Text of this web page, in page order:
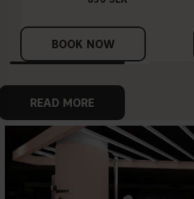
BOOK NOW
READ MORE